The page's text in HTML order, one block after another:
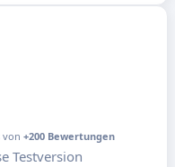
von +200 Bewertungen
Testversion